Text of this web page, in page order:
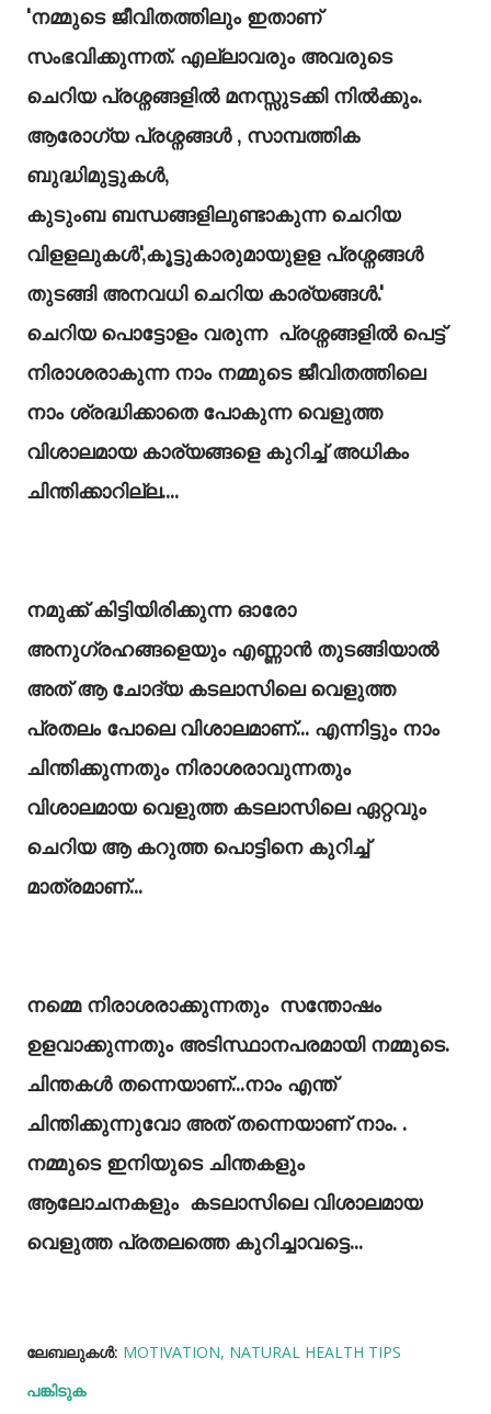
'നമ്മുടെ ജീവിതത്തിലും ഇതാണ്
സംഭവിക്കുന്നത്. എല്ലാവരും അവരുടെ
ചെറിയ പ്രശ്നങ്ങളിൽ മനസ്സുടക്കി നിൽക്കും.
ആരോഗ്യ പ്രശ്നങ്ങൾ , സാമ്പത്തിക
ബുദ്ധിമുട്ടുകൾ,
കുടുംബ ബന്ധങ്ങളിലുണ്ടാകുന്ന ചെറിയ
വിളളലുകൾ',കൂട്ടുകാരുമായുളള പ്രശ്നങ്ങൾ
തുടങ്ങി അനവധി ചെറിയ കാര്യങ്ങൾ.'
ചെറിയ പൊട്ടോളം വരുന്ന പ്രശ്നങ്ങളിൽ പെട്ട്‌
നിരാശരാകുന്ന നാം നമ്മുടെ ജീവിതത്തിലെ
നാം ശ്രദ്ധിക്കാതെ പോകുന്ന വെളുത്ത
വിശാലമായ കാര്യങ്ങളെ കുറിച്ച്‌ അധികം
ചിന്തിക്കാറില്ല....
നമുക്ക്‌ കിട്ടിയിരിക്കുന്ന ഓരോ
അനുഗ്രഹങ്ങളെയും എണ്ണാൻ തുടങ്ങിയാൽ
അത്‌ ആ ചോദ്യ കടലാസിലെ വെളുത്ത
പ്രതലം പോലെ വിശാലമാണ്‌... എന്നിട്ടും നാം
ചിന്തിക്കുന്നതും നിരാശരാവുന്നതും
വിശാലമായ വെളുത്ത കടലാസിലെ ഏറ്റവും
ചെറിയ ആ കറുത്ത പൊട്ടിനെ കുറിച്ച്‌
മാത്രമാണ്‌...
നമ്മെ നിരാശരാക്കുന്നതും സന്തോഷം
ഉളവാക്കുന്നതും അടിസ്ഥാനപരമായി നമ്മുടെ.
ചിന്തകൾ തന്നെയാണ്‌...നാം എന്ത്‌
ചിന്തിക്കുന്നുവോ അത്‌ തന്നെയാണ്‌ നാം. .
നമ്മുടെ ഇനിയുടെ ചിന്തകളും
ആലോചനകളും കടലാസിലെ വിശാലമായ
വെളുത്ത പ്രതലത്തെ കുറിച്ചാവട്ടെ...
ലേബലുകള്‍: MOTIVATION NATURAL HEALTH TIPS
പങ്കിടുക